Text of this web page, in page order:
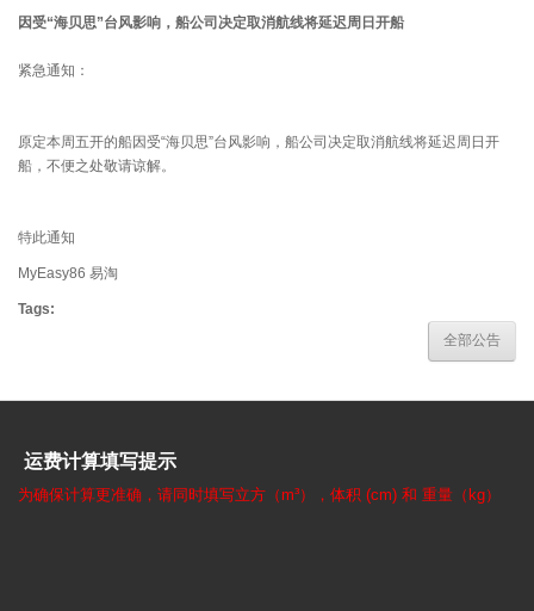
因受“海贝思”台风影响，船公司决定取消航线将延迟周日开船
紧急通知：
原定本周五开的船因受“海贝思”台风影响，船公司决定取消航线将延迟周日开
船，不便之处敬请谅解。
特此通知
MyEasy86 易淘
Tags:
全部公告
运费计算填写提示
为确保计算更准确，请同时填写立方（m³），体积 (cm) 和 重量（kg）